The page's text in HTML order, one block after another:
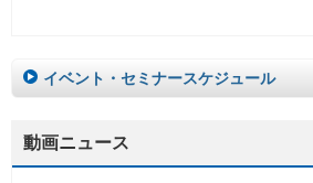
イベント・セミナースケジュール
動画ニュース